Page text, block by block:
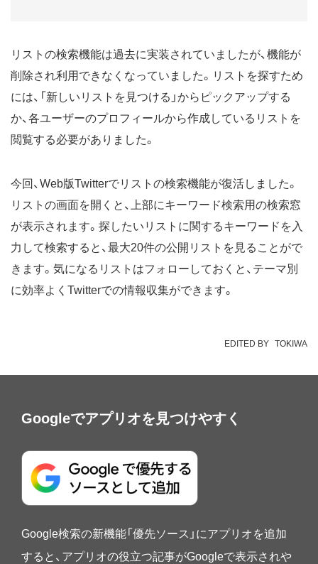
リストの検索機能は過去に実装されていましたが、機能が
削除され利用できなくなっていました。リストを探すため
には、「新しいリストを見つける」からピックアップする
か、各ユーザーのプロフィールから作成しているリストを
閲覧する必要がありました。
今回、Web版Twitterでリストの検索機能が復活しました。
リストの画面を開くと、上部にキーワード検索用の検索窓
が表示されます。探したいリストに関するキーワードを入
力して検索すると、最大20件の公開リストを見ることがで
きます。気になるリストはフォローしておくと、テーマ別
に効率よくTwitterでの情報収集ができます。
EDITED BY TOKIWA
Googleでアプリオを見つけやすく
Google検索の新機能「優先ソース」にアプリオを追加
すると、アプリオの役立つ記事がGoogleで表示されや